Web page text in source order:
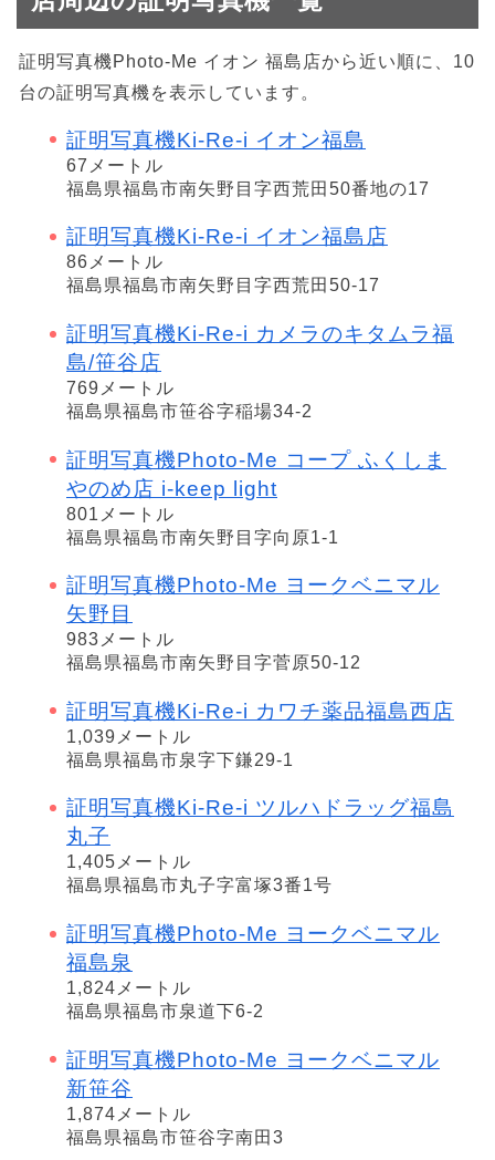
証明写真機Photo-Me イオン 福島店から近い順に、10
台の証明写真機を表示しています。
証明写真機Ki-Re-i イオン福島
67メートル
福島県福島市南矢野目字西荒田50番地の17
証明写真機Ki-Re-i イオン福島店
86メートル
福島県福島市南矢野目字西荒田50-17
証明写真機Ki-Re-i カメラのキタムラ福
島/笹谷店
769メートル
福島県福島市笹谷字稲場34-2
証明写真機Photo-Me コープ ふくしま
やのめ店 i-keep light
801メートル
福島県福島市南矢野目字向原1-1
証明写真機Photo-Me ヨークベニマル
矢野目
983メートル
福島県福島市南矢野目字菅原50-12
証明写真機Ki-Re-i カワチ薬品福島西店
1,039メートル
福島県福島市泉字下鎌29-1
証明写真機Ki-Re-i ツルハドラッグ福島
丸子
1,405メートル
福島県福島市丸子字富塚3番1号
証明写真機Photo-Me ヨークベニマル
福島泉
1,824メートル
福島県福島市泉道下6-2
証明写真機Photo-Me ヨークベニマル
新笹谷
1,874メートル
福島県福島市笹谷字南田3